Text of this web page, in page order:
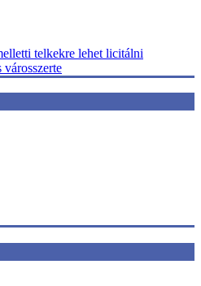
telkekre lehet licitálni
városszerte